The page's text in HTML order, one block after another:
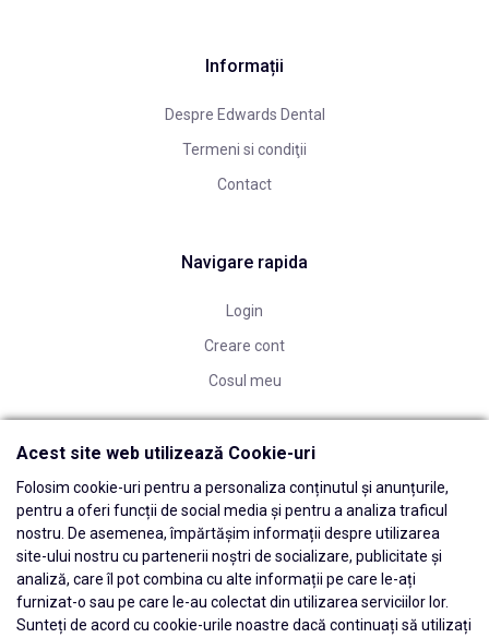
Informații
Despre Edwards Dental
Termeni si condiţii
Contact
Navigare rapida
Login
Creare cont
Cosul meu
Acest site web utilizează Cookie-uri
Folosim cookie-uri pentru a personaliza conținutul și anunțurile,
pentru a oferi funcții de social media și pentru a analiza traficul
nostru. De asemenea, împărtășim informații despre utilizarea
site-ului nostru cu partenerii noștri de socializare, publicitate și
analiză, care îl pot combina cu alte informații pe care le-ați
furnizat-o sau pe care le-au colectat din utilizarea serviciilor lor.
Sunteți de acord cu cookie-urile noastre dacă continuați să utilizați